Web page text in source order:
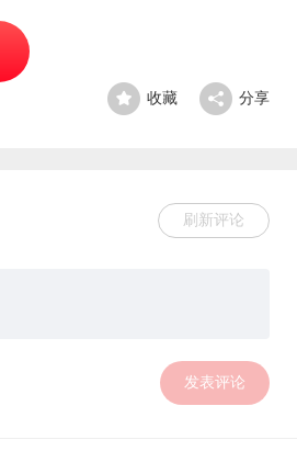
分享
收藏
刷新评论
发表评论